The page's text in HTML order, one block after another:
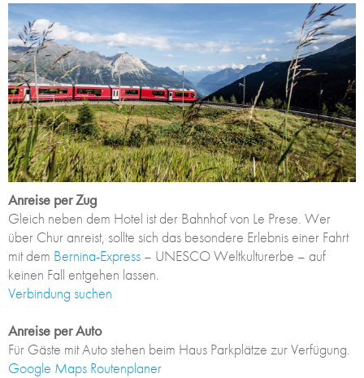
Anreise per Zug
Gleich neben dem Hotel ist der Bahnhof von Le Prese. Wer
über Chur anreist, sollte sich das besondere Erlebnis einer Fahrt
mit dem Bernina-Express – UNESCO Weltkulturerbe – auf
keinen Fall entgehen lassen.
Verbindung suchen
Anreise per Auto
Für Gäste mit Auto stehen beim Haus Parkplätze zur Verfügung.
Google Maps Routenplaner